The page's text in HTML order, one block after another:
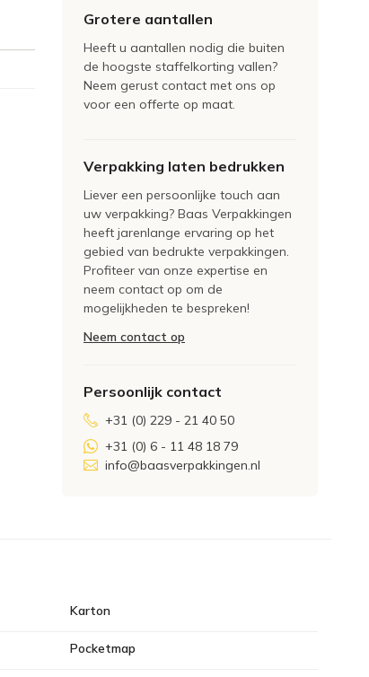
Grotere aantallen
Heeft u aantallen nodig die buiten
de hoogste staffelkorting vallen?
Neem gerust contact met ons op
voor een offerte op maat.
Verpakking laten bedrukken
Liever een persoonlijke touch aan
uw verpakking? Baas Verpakkingen
heeft jarenlange ervaring op het
gebied van bedrukte verpakkingen.
Profiteer van onze expertise en
neem contact op om de
mogelijkheden te bespreken!
Neem contact op
Persoonlijk contact
+31 (0) 229 - 21 40 50
+31 (0) 6 - 11 48 18 79
info@baasverpakkingen.nl
Karton
Pocketmap